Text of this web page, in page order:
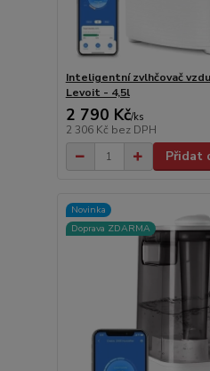
Inteligentní zvlhčovač
Levoit - 4,5l
2 790 Kč/ks
2 306 Kč bez DPH
Přidat
Novinka
Doprava ZDARMA